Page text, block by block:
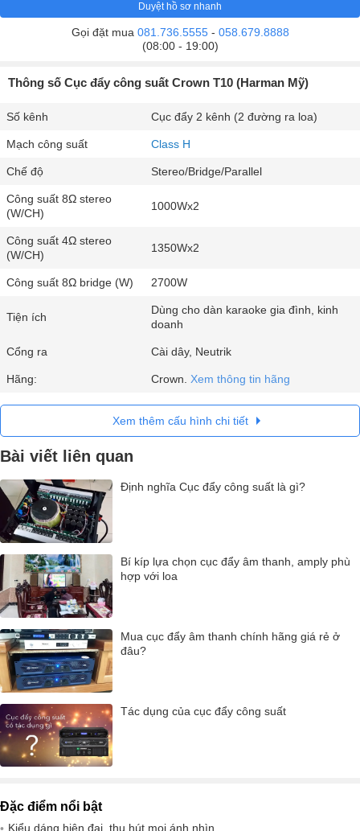
Duyệt hồ sơ nhanh
Gọi đặt mua 081.736.5555- 058.679.8888
(08:00 - 19:00)
Thông số Cục đẩy công suất Crown T10 (Harman Mỹ)
Số kênh Cục đẩy 2 kênh (2 đường ra loa)
Mạch công suất Class H
Chế độ Stereo/Bridge/Parallel
Công suất 8Ω stereo
(W/CH)
1000Wx2
Công suất 4Ω stereo
(W/CH)
1350Wx2
Công suất 8Ω bridge (W) 2700W
Tiện ích
Dùng cho dàn karaoke gia đình, kinh
doanh
Cổng ra Cài dây, Neutrik
Hãng: Crown. Xem thông tin hãng
Xem thêm cấu hình chi tiết
Bài viết liên quan
Định nghĩa Cục đẩy công suất là gì?
Bí kíp lựa chọn cục đẩy âm thanh, amply phù
hợp với loa
Mua cục đẩy âm thanh chính hãng giá rẻ ở
đâu?
Tác dụng của cục đẩy công suất
Đặc điểm nổi bật
Kiểu dáng hiện đại, thu hút mọi ánh nhìn